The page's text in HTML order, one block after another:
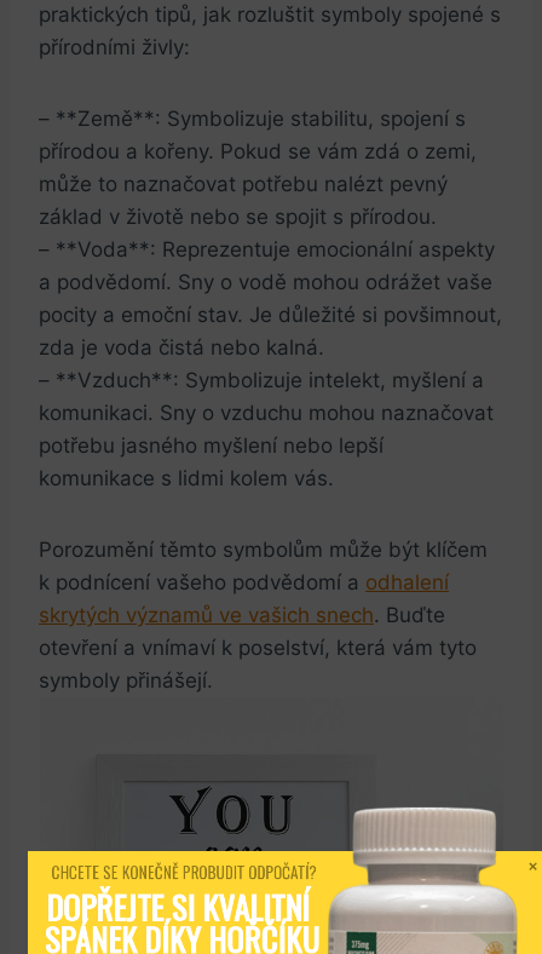
praktických tipů, jak rozluštit symboly spojené s
přírodními živly:
– **Země**: Symbolizuje stabilitu, spojení s
přírodou a kořeny. Pokud se vám zdá o zemi,
může to naznačovat potřebu nalézt pevný
základ v životě nebo se spojit s přírodou.
– **Voda**: Reprezentuje emocionální aspekty
a podvědomí. Sny o vodě mohou odrážet vaše
pocity a emoční stav. Je důležité si povšimnout,
zda je voda čistá nebo kalná.
– **Vzduch**: Symbolizuje intelekt, myšlení a
komunikaci. Sny o vzduchu mohou naznačovat
potřebu jasného myšlení nebo lepší
komunikace s lidmi kolem vás.
Porozumění těmto symbolům může být klíčem
k podnícení vašeho podvědomí a odhalení
skrytých významů ve vašich snech. Buďte
otevření a vnímaví k poselství, která vám tyto
symboly přinášejí.
CHCETE SE KONEČNĚ PROBUDIT ODPOČATÍ?
DOPŘEJTE SI KVALITNÍ
SPÁNEK DÍKY HOŘČÍKU